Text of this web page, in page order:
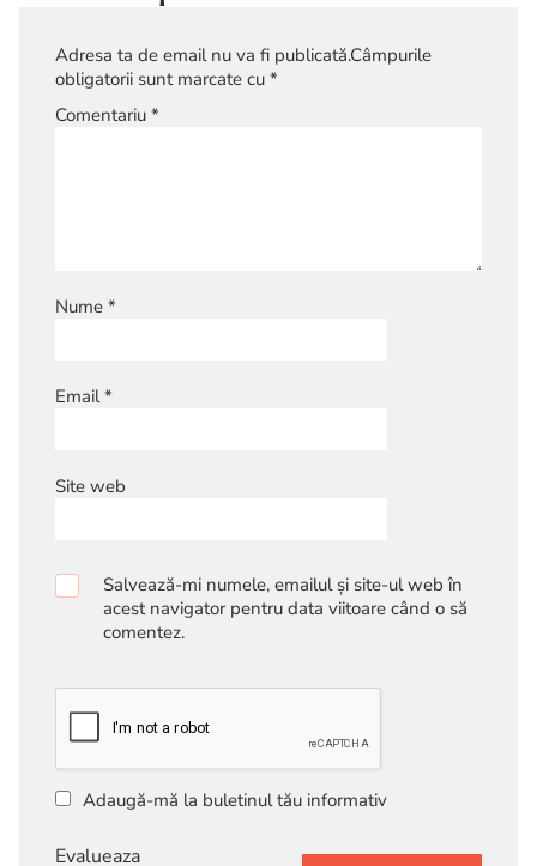
Adresa ta de email nu va fi publicată.Câmpurile
obligatorii sunt marcate cu *
Comentariu *
Nume *
Email*
Site web
Salvează-mi numele, emailul și site-ul web în
acest navigator pentru data viitoare când o să
comentez.
Adaugă-mă la buletinul tău informativ
Evalueaza